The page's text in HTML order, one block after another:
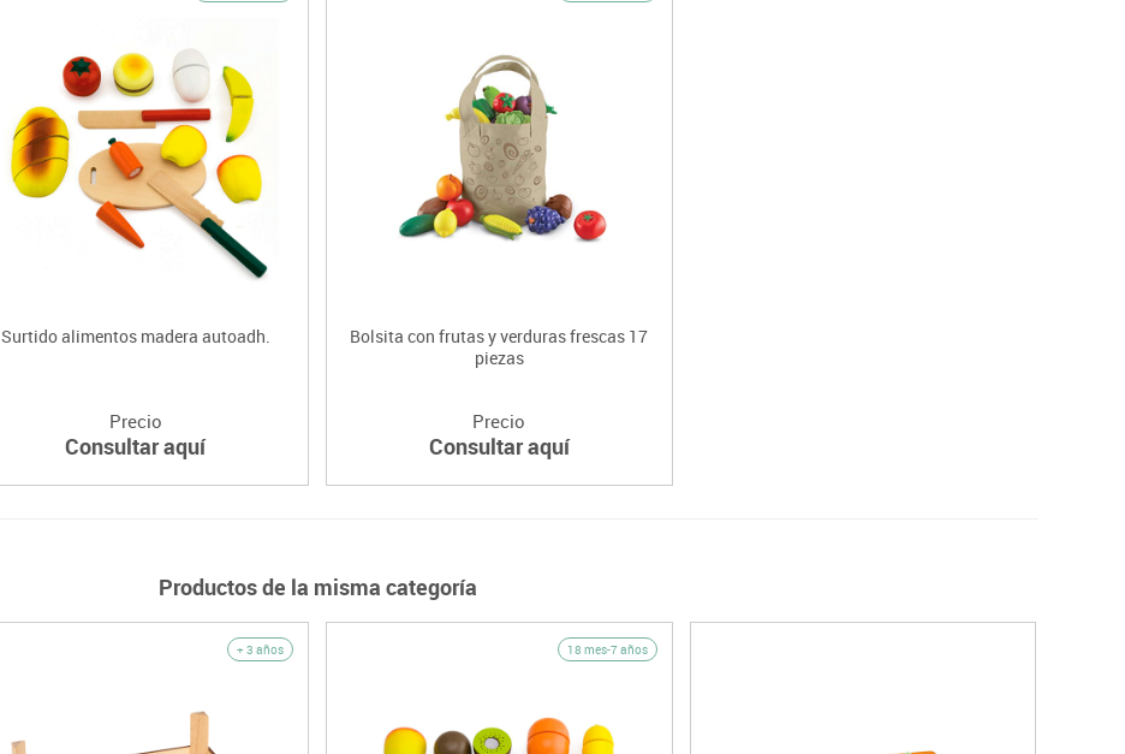
Surtido alimentos madera autoadh.
Precio
Consultar aquí
Bolsita con frutas y verduras frescas 17
piezas
Precio
Consultar aquí
Productos de la misma categoría
+ 3 años 18 mes-7 años